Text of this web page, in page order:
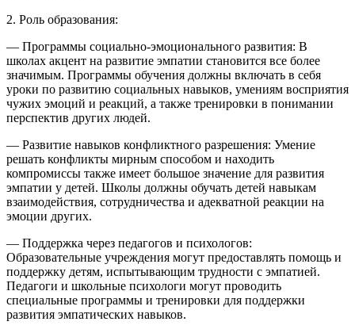
2. Роль образования:
— Программы социально-эмоционального развития: В
школах акцент на развитие эмпатии становится все более
значимым. Программы обучения должны включать в себя
уроки по развитию социальных навыков, умениям восприятия
чужих эмоций и реакций, а также тренировки в понимании
перспектив других людей.
— Развитие навыков конфликтного разрешения: Умение
решать конфликты мирным способом и находить
компромиссы также имеет большое значение для развития
эмпатии у детей. Школы должны обучать детей навыкам
взаимодействия, сотрудничества и адекватной реакции на
эмоции других.
— Поддержка через педагогов и психологов:
Образовательные учреждения могут предоставлять помощь и
поддержку детям, испытывающим трудности с эмпатией.
Педагоги и школьные психологи могут проводить
специальные программы и тренировки для поддержки
развития эмпатических навыков.